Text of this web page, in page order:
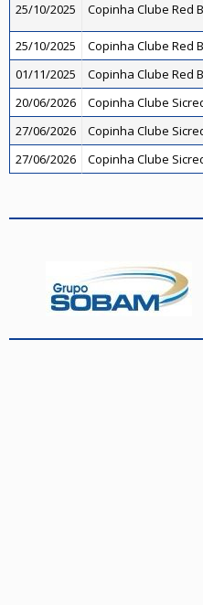
25/10/2025 Copinha Clube Red
25/10/2025 Copinha Clube Red
01/11/2025
Copinha Clube Red
20/06/2026
Copinha Clube
27/06/2026
Copinha Clube
27/06/2026
Copinha Clube